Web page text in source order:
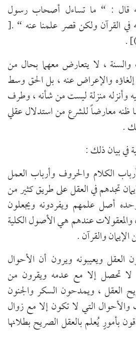
:
“ ما تساءل أصحاب رسول
القرآن ولكن قصر علمنا عنه “
.
[
والسنة ، لا يتعارض معهما بحال من
والإعراض عنه ، بل الحق وسط
وأنزله منزلة ليست من شأنه ، وطرف
ظنه معارضاً للشرع من استدلال عقلي
.
في بيان ذلك :
الكلام والحروف وأرباب العمل
تجدهم في العقل على طريق كثير من
أصل علمهم ويفردونه ويجعلون
، والمعقولات عندهم هي الأصول الكلية
الإيمان والقرآن .
العقل ويعيبونه ويرون أن الأحوال
لا تحصل إلا مع عدمه ويقرون من
العقل ، ويمدحون السكر والجنون
والأحوال التي لا تكون إلا مع زوال
بأمورٍ يُعلم بالعقل الصريح بطلانها